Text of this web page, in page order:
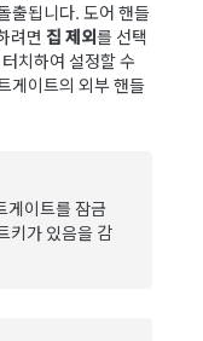
출됩니다. 도어 핸들
려면 집 제외를 선택
치하여 설정할 수
게이트의 외부 핸들
게이트를 잠금
키가 있음을 감